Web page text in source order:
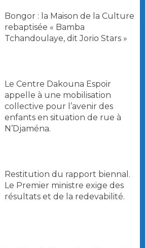
Bongor : la Maison de la Culture
rebaptisée « Bamba
Tchandoulaye, dit Jorio Stars »
Le Centre Dakouna Espoir
appelle à une mobilisation
collective pour l’avenir des
enfants en situation de rue à
N’Djaména.
Restitution du rapport biennal.
Le Premier ministre exige des
résultats et de la redevabilité.